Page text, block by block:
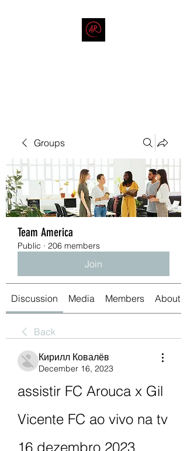
Groups
Team America
Public · 206 members
Join
Discussion Media Members About
Back
Кирилл Ковалёв
December 16, 2023
assistir FC Arouca x Gil
Vicente FC ao vivo na tv
16 dezembro 2023